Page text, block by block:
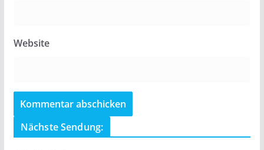
Website
Nächste Sendung: